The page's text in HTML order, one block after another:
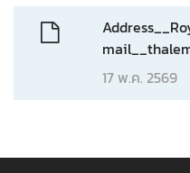
ร
17 พ.ค. 2569